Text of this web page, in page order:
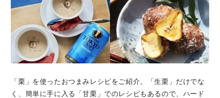
「栗」を使ったおつまみレシピをご紹介。「生栗」だけでな
く、簡単に手に入る「甘栗」でのレシピもあるので、ハード